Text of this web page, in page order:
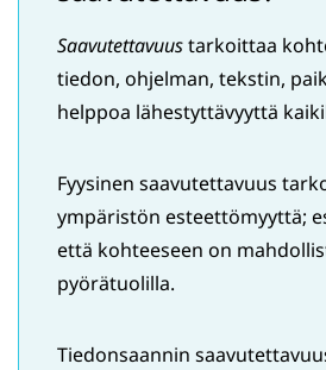
Saavutettavuustarkoittaa
tiedon, ohjelman, tekstin,
helppoa lähestyttävyyttä
Fyysinen saavutettavuus
ympäristön esteettömyyttä;
että kohteeseen on
pyörätuolilla.
Tiedonsaannin